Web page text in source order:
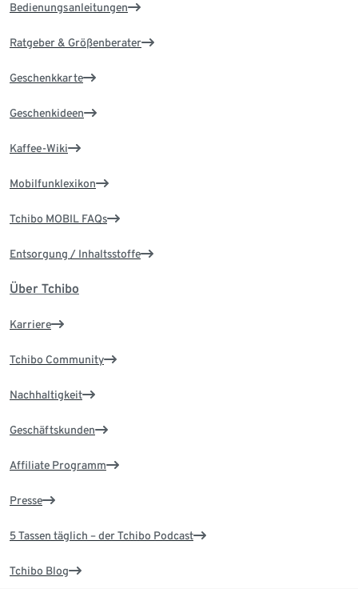
Bedienungsanleitungen
Ratgeber & Größenberater
Geschenkkarte
Geschenkideen
Kaffee-Wiki
Mobilfunklexikon
Tchibo MOBIL FAQs
Entsorgung / Inhaltsstoffe
Über Tchibo
Karriere
Tchibo Community
Nachhaltigkeit
Geschäftskunden
Affiliate Programm
Presse
5 Tassen täglich – der Tchibo Podcast
Tchibo Blog